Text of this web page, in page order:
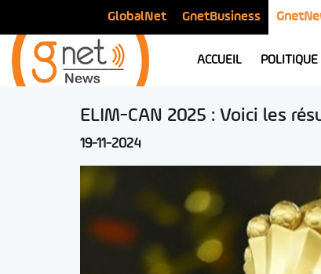
GlobalNet GnetBusiness
ACCUEIL POLITIQUE
ELIM-CAN 2025 : Voici les
19-11-2024